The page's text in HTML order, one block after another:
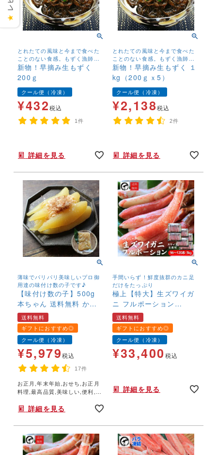
とれたての風味と今まで食べた
ことのない食感。もずく漁師し
か口にすることのできないもず
く。
新物！早摘み生もずく
200ｇ
クール便（冷凍）
¥432税込
1件
詳細を見る
とれたての風味と今まで食べた
ことのない食感。もずく漁師し
か口にすることのできないもず
く。
新物！早摘み生もずく １
kg（200ｇｘ5）
クール便（冷凍）
¥2,138税込
2件
詳細を見る
薄味でパリパリ美味しいプロ御
用達の味付け数の子です♪
【味付け数の子】500g
本ちゃん 送料無料 かず
のこ カズノコ 味付
き 薄味 関西風 アメ
リカ・カナダ産 冷凍
高級
送料無料
ギフトにおすすめ◎
クール便（冷凍）
¥5,979税込
17件
お正月,年末年始,おせち,お正月
料理,最高品質,美味しい,便利,手
詳細を見る
手間いらず！鮮度抜群のカニ足
だけをたっぷり
極上【特大】生ズワイガ
ニ フルポーション
3kg（96～120本） カニ
しゃぶ カニのお刺身 カ
ニ刺し 生食可 かにしゃ
ぶ 蟹 むき身 送料無料
送料無料
ギフトにおすすめ◎
クール便（冷凍）
¥33,400 税込
詳細を見る
★